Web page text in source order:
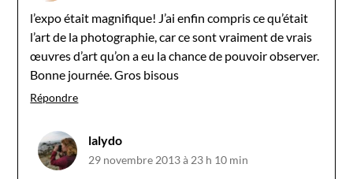
l’expo était magnifique! J’ai enfin compris ce qu’était
l’art de la photographie, car ce sont vraiment de vrais
œuvres d’art qu’on a eu la chance de pouvoir observer.
Bonne journée. Gros bisous
Répondre
lalydo
29 novembre 2013 à 23 h 10 min